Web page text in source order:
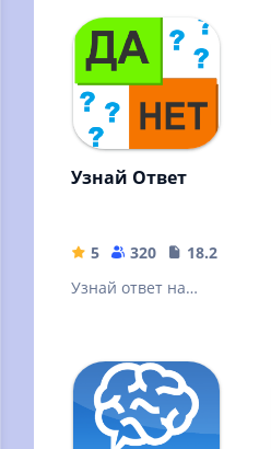
Узнай Ответ
5 320
18.28 MB
Узнай ответ на